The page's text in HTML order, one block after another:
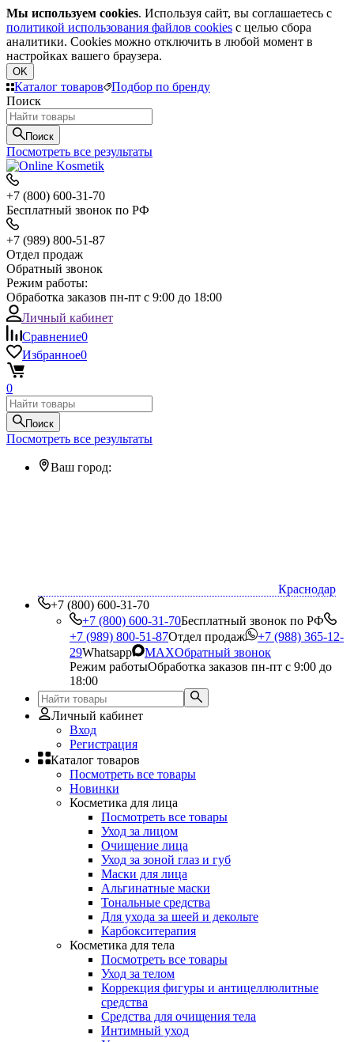
Мы используем cookies. Используя сайт, вы соглашаетесь с
политикой использования файлов cookies с целью сбора
аналитики. Cookies можно отключить в любой момент в
настройках вашего браузера.
OK
Каталог товаров
Подбор по бренду
Поиск
Поиск
Посмотреть все результаты
+7 (800) 600-31-70
Бесплатный звонок по РФ
+7 (989) 800-51-87
Отдел продаж
Обратный звонок
Режим работы:
Обработка заказов пн-пт с 9:00 до 18:00
Личный кабинет
Сравнение0
Избранное0
0
Поиск
Посмотреть все результаты
Ваш город:
Краснодар
+7 (800) 600-31-70
+7 (800) 600-31-70Бесплатный звонок по РФ
+7 (989) 800-51-87Отдел продаж
+7 (988) 365-12-
29Whatsapp MAXОбратный звонок
Режим работыОбработка заказов пн-пт с 9:00 до
18:00
Личный кабинет
Вход
Регистрация
Каталог товаров
Посмотреть все товары
Новинки
Косметика для лица
Посмотреть все товары
Уход за лицом
Очищение лица
Уход за зоной глаз и губ
Маски для лица
Альгинатные маски
Тональные средства
Для ухода за шеей и декольте
Карбокситерапия
Косметика для тела
Посмотреть все товары
Уход за телом
Коррекция фигуры и антицеллюлитные
средства
Средства для очищения тела
Интимный уход